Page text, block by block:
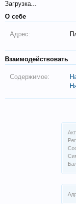
Загрузка...
О себе
Адрес:
Взаимодействовать
Содержимое: